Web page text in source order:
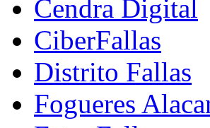
Cendra Digital
CiberFallas
Distrito Fallas
Fogueres